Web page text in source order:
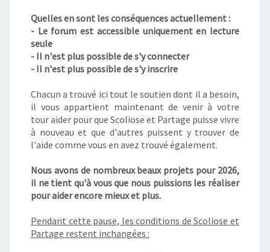
Quelles en sont les conséquences actuellement :
- Le forum est accessible uniquement en lecture
seule
- Il n'est plus possible de s'y connecter
- Il n'est plus possible de s'y inscrire
Chacun a trouvé ici tout le soutien dont il a besoin,
il vous appartient maintenant de venir à votre
tour aider pour que Scoliose et Partage puisse vivre
à nouveau et que d'autres puissent y trouver de
l'aide comme vous en avez trouvé également.
Nous avons de nombreux beaux projets pour 2026,
il ne tient qu'à vous que nous puissions les réaliser
pour aider encore mieux et plus.
Pendant cette pause, les conditions de Scoliose et
Partage restent inchangées :